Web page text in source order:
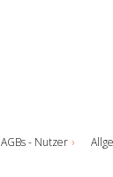
AGBs - Nutzer